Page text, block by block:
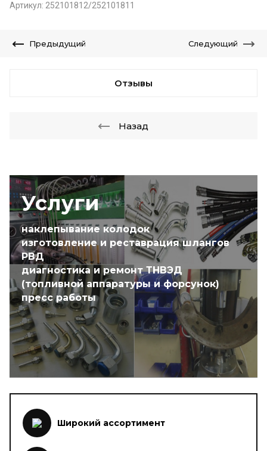
Услуги
наклепывание колодок
изготовление и реставрация шлангов
РВД
диагностика и ремонт ТНВЭД
(топливной аппаратуры и форсунок)
пресс работы
Артикул: 252101812/252101811
Предыдущий Следующий
Отзывы
Назад
Широкий ассортимент